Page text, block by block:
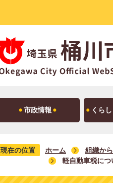
市政情報 くら
現在の位置 ホーム 組織か
軽自動車税につ